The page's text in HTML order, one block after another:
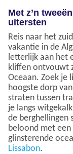
Met z’n
uitersten
Reis naar het
vakantie in de
letterlijk aan het
kliffen ontvouwt
Oceaan. Zoek je
hoogste dorp
straten tussen
je langs
de berghellingen
beloond met
glinsterende
Lissabon.